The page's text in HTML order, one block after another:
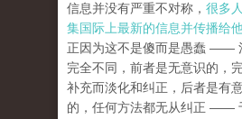
信息并没有严重不对称， 很多
集国际上最新的信息并传播给
正因为这不是傻而是愚蠢 ——
完全不同，前者是无意识的，
补充而淡化和纠正，后者是有
的，任何方法都无从纠正 ——